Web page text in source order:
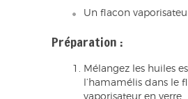
Un flacon
Préparation :
Mélangez les huiles
l’hamamélis dans le